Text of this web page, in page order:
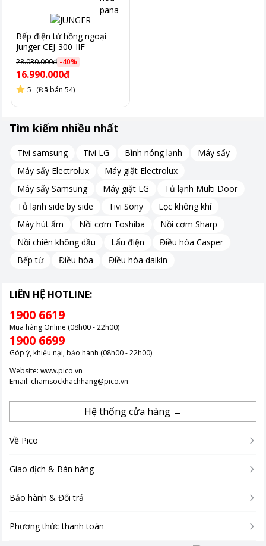
Bếp điện từ hồng ngoại
Junger CEJ-300-IIF
28.030.000đ -40%
16.990.000đ
5 (Đã bán 54)
Tìm kiếm nhiều nhất
Tivi samsung Tivi LG Bình nóng lạnh
Máy sấy
Máy sấy Electrolux
Máy giặt Electrolux
Máy sấy Samsung
Máy giặt LG
Tủ lạnh Multi Door
Tủ lạnh side by side
Tivi Sony
Lọc không khí
Máy hút ẩm
Nồi cơm Toshiba
Nồi cơm Sharp
Nồi chiên không dầu
Lẩu điện
Điều hòa Casper
Bếp từ
Điều hòa Điều hòa daikin
LIÊN HỆ HOTLINE:
1900 6619
Mua hàng Online (08h00 - 22h00)
1900 6699
Góp ý, khiếu nại, bảo hành (08h00 - 22h00)
Website: www.pico.vn
Email: chamsockhachhang@pico.vn
Hệ thống cửa hàng →
Về Pico
Giao dịch & Bán hàng
Bảo hành & Đổi trả
Phương thức thanh toán